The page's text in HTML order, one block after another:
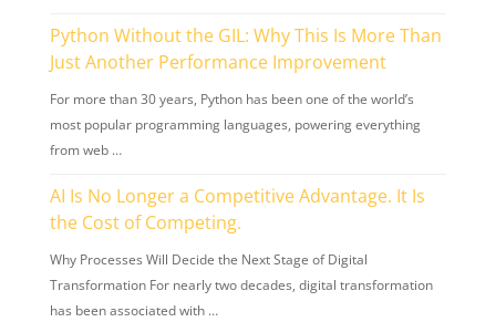
Python Without the GIL: Why This Is More Than
Just Another Performance Improvement
For more than 30 years, Python has been one of the world’s
most popular programming languages, powering everything
from web …
AI Is No Longer a Competitive Advantage. It Is
the Cost of Competing.
Why Processes Will Decide the Next Stage of Digital
Transformation For nearly two decades, digital transformation
has been associated with …